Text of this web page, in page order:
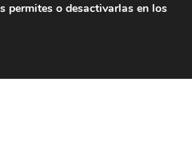
permites o desactivarlas en los